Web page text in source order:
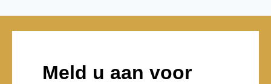
Meld u aan voor